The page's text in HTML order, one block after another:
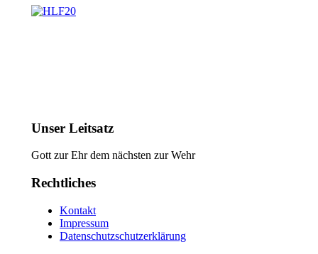
Unser Leitsatz
Gott zur Ehr dem nächsten zur Wehr
Rechtliches
Kontakt
Impressum
Datenschutzschutzerklärung